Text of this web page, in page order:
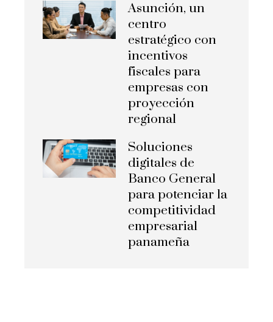
Asunción, un
centro
estratégico con
incentivos
fiscales para
empresas con
proyección
regional
Soluciones
digitales de
Banco General
para potenciar la
competitividad
empresarial
panameña